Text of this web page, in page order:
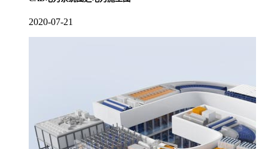
2020-07-21